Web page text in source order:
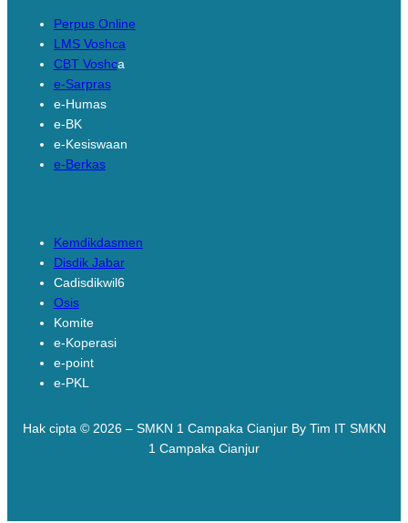
Perpus Online
LMS Voshca
CBT Voshca
e-Sarpras
e-Humas
e-BK
e-Kesiswaan
e-Berkas
Kemdikdasmen
Disdik Jabar
Cadisdikwil6
Osis
Komite
e-Koperasi
e-point
e-PKL
Hak cipta © 2026 – SMKN 1 Campaka Cianjur By Tim IT SMKN
1 Campaka Cianjur